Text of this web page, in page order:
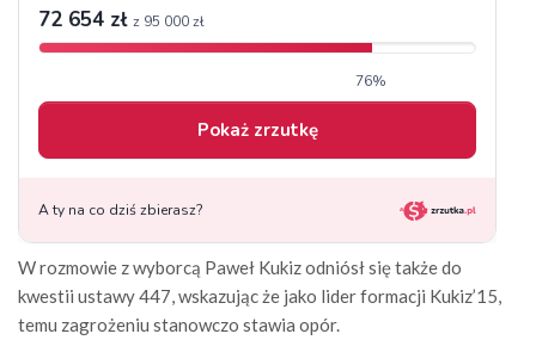
W rozmowie z wyborcą Paweł Kukiz odniósł się także do
kwestii ustawy 447, wskazując że jako lider formacji Kukiz’15,
temu zagrożeniu stanowczo stawia opór.